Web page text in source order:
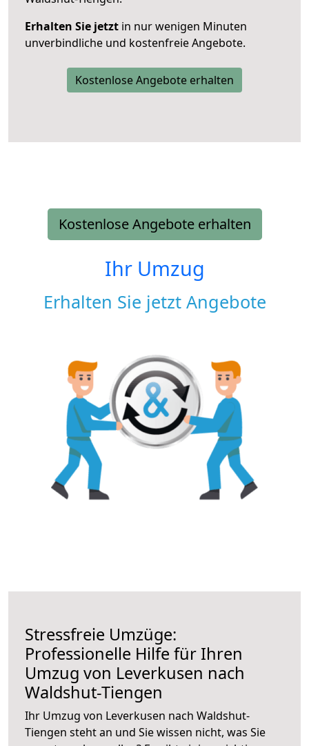
Erhalten Sie jetzt in nur wenigen Minuten
unverbindliche und kostenfreie Angebote.
Kostenlose Angebote erhalten
Kostenlose Angebote erhalten
Ihr Umzug
Erhalten Sie jetzt Angebote
Stressfreie Umzüge:
Professionelle Hilfe für Ihren
Umzug von Leverkusen nach
Waldshut-Tiengen
Ihr Umzug von Leverkusen nach Waldshut-
Tiengen steht an und Sie wissen nicht, was Sie